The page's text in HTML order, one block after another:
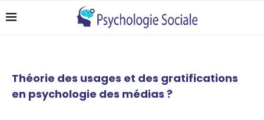
Théorie des usages et des gratifications
en psychologie des médias ?